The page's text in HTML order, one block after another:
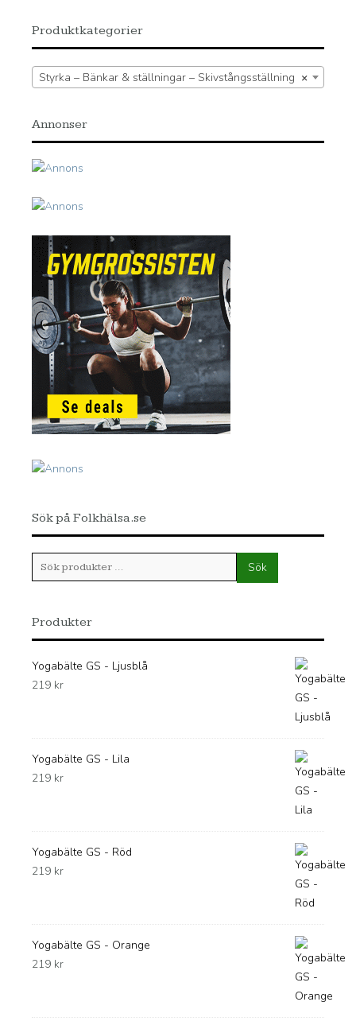
Produktkategorier
×
Styrka – Bänkar & ställningar – Skivstångsställning
Annonser
Sök på Folkhälsa.se
Sök
efter:
Sök
Produkter
Yogabälte GS - Ljusblå
219 kr
Yogabälte GS - Lila
219 kr
Yogabälte GS - Röd
219 kr
Yogabälte GS - Orange
219 kr